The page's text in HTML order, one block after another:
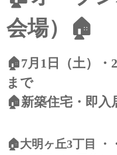
会場）🏠
🏠7月1日（土）
まで
🏠新築住宅・即
🏠大明ヶ丘3丁目